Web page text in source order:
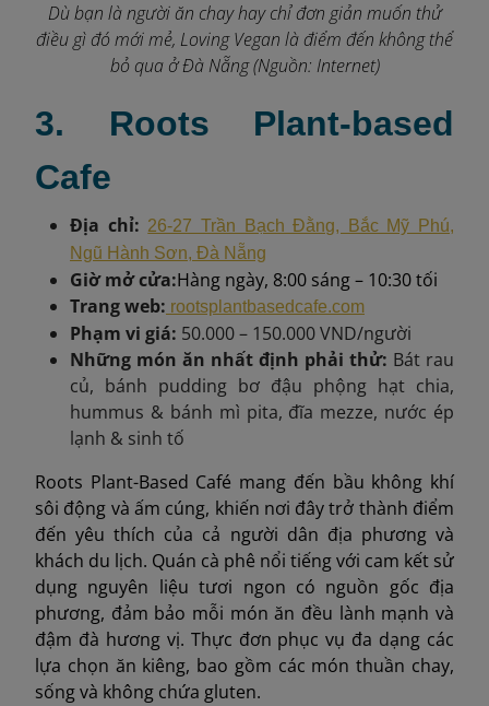
Dù bạn là người ăn chay hay chỉ đơn giản muốn thử
điều gì đó mới mẻ, Loving Vegan là điểm đến không thể
bỏ qua ở Đà Nẵng (Nguồn: Internet)
3. Roots Plant-based
Cafe
Địa chỉ: 26-27 Trần Bạch Đằng, Bắc Mỹ Phú,
Ngũ Hành Sơn, Đà Nẵng
Giờ mở cửa:Hàng ngày, 8:00 sáng – 10:30 tối
Trang web: rootsplantbasedcafe.com
Phạm vi giá: 50.000 – 150.000 VND/người
Những món ăn nhất định phải thử: Bát rau
củ, bánh pudding bơ đậu phộng hạt chia,
hummus & bánh mì pita, đĩa mezze, nước ép
lạnh & sinh tố
Roots Plant-Based Café mang đến bầu không khí
sôi động và ấm cúng, khiến nơi đây trở thành điểm
đến yêu thích của cả người dân địa phương và
khách du lịch. Quán cà phê nổi tiếng với cam kết sử
dụng nguyên liệu tươi ngon có nguồn gốc địa
phương, đảm bảo mỗi món ăn đều lành mạnh và
đậm đà hương vị. Thực đơn phục vụ đa dạng các
lựa chọn ăn kiêng, bao gồm các món thuần chay,
sống và không chứa gluten.